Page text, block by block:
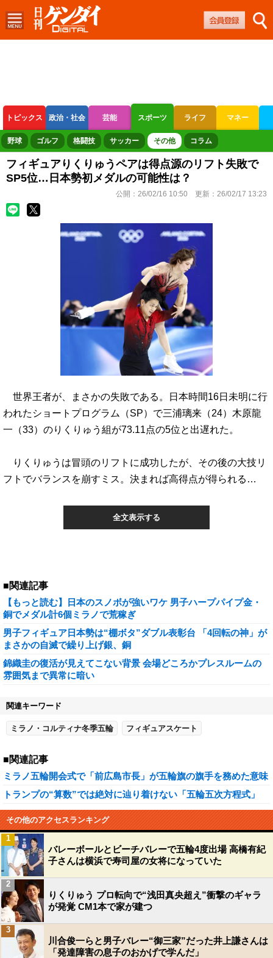
トピックス 政治・社会 芸能 スポーツ ライフ マネー
ボートレース 競輪 オートレース
野球 ゴルフ 格闘技 サッカー その他 コラム
フィギュアりくりゅうペアは得点源のリフト失敗で
SP5位…日本勢初メダルの可能性は？
公開： 26/02/16 10:50 更新： 26/02/17 13:23
世界王者が、まさかの失敗である。日本時間16日未明に行
われたショートプログラム（SP）で三浦璃来（24）木原龍
一（33）のりくりゅう組が73.11点の5位と出遅れた。
りくりゅうは冒頭のリフトに成功したが、その後の大技リ
フトでバランスを崩すミス。決まれば高得点が得られる…
全文表示する
■関連記事
【もっと読む】日本のスノボが強いワケ 男子ハープパイプ金・
銅でメダル計6個ミラノで荒稼ぎ
男子フィギュア日本勢は“棚ボタ”ダブル表彰台 「4回転の神」が
まさかの自滅で繰り上げ銀、銅
錦織圭の復活が見えてこない背景 会場どころかプレスルームの
雰囲気まで異常に暗い
関連キーワード
ミラノ・コルティナ冬季五輪 フィギュアスケート
■関連記事
ミラノ五輪開会式で「前広島市長」が五輪旗の旗手を務めた意味
トランプの“算数”では絶対に辿り着けない「五輪五次方程式」
その他のアクセスランキング
バレーボールとビーチバレーで五輪4度出場 高橋有紀
子さんは横浜で寿司屋の女将になっていた
1
りくりゅう プロ転向で“浅田真央超え”衝撃のギャラ
が発覚 CM1本で家が建つ
2
川合俊一らと男子バレー“御三家”だった井上謙さんは
「発達障害の息子のおかげで学んだ」
3